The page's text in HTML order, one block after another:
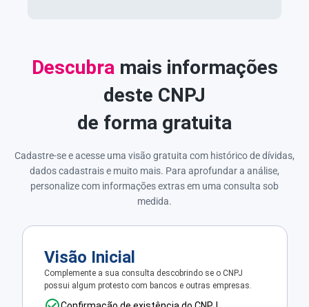
Descubra mais informações
deste CNPJ
de forma gratuita
Cadastre-se e acesse uma visão gratuita com histórico de dívidas,
dados cadastrais e muito mais. Para aprofundar a análise,
personalize com informações extras em uma consulta sob
medida.
Visão Inicial
Complemente a sua consulta descobrindo se o CNPJ
possui algum protesto com bancos e outras empresas.